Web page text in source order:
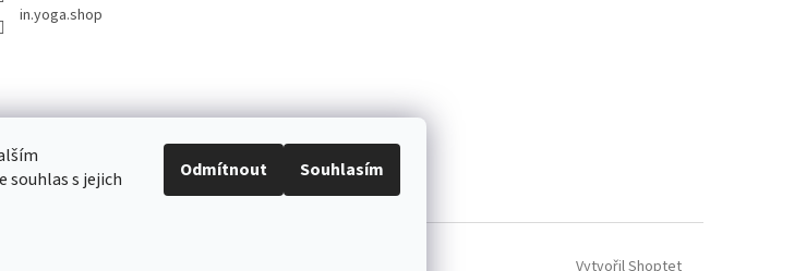
souhlas s jejich
Odmítnout Souhlasím
in.yoga.shop
Kontakt
Vytvořil Shoptet